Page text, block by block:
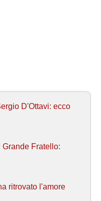
D'Ottavi: ecco
Fratello:
ritrovato l'amore